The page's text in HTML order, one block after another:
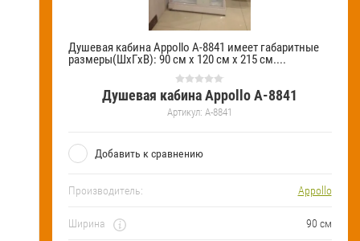
Душевая кабина Appollo A-8841 имеет габаритные
размеры(ШхГхВ): 90 см х 120 см х 215 см....
Душевая кабина Appollo A-8841
Артикул: A-8841
Добавить к сравнению
Производитель: Appollo
Ширина 90 см